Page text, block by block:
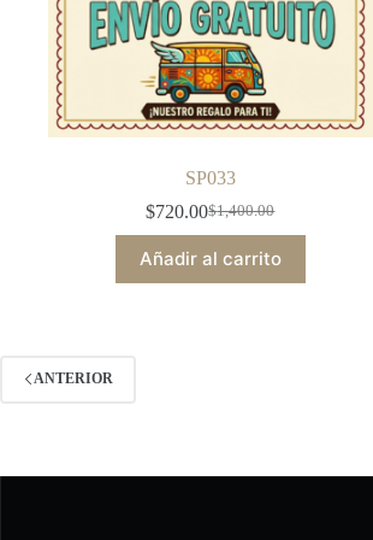
SP033
$1,400.00
Original
price
was:
$1,400.00.
$720.00Current
price
is:
$720.00.
Añadir al carrito
ANTERIOR